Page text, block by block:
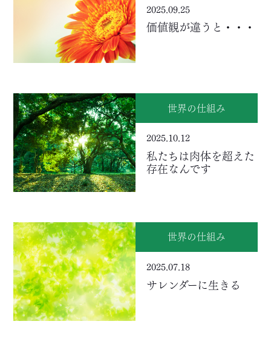
2025.09.25
価値観が違うと・・・
世界の仕組み
2025.10.12
私たちは肉体を超えた
存在なんです
世界の仕組み
2025.07.18
サレンダーに生きる